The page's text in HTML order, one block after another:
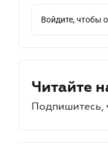
Войдите, чтобы
Читайте
Подпишитесь,